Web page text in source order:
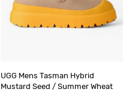
UGG Mens Tasman Hybrid
Mustard Seed / Summer Wheat